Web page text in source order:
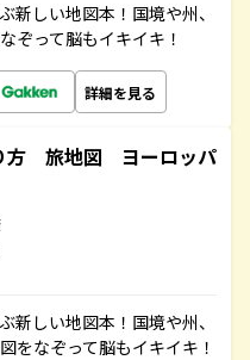
新しい地図本！国境や州、
ぞって脳もイキイキ！
詳細を見る
方 旅地図 ヨーロッパ
新しい地図本！国境や州、
をなぞって脳もイキイキ！